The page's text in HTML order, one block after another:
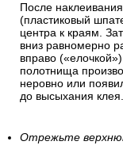
После
(пластиковый
центра к краям.
вниз равномерно
вправо
полотнища
неровно или
до высыхания клея.
Отрежьте